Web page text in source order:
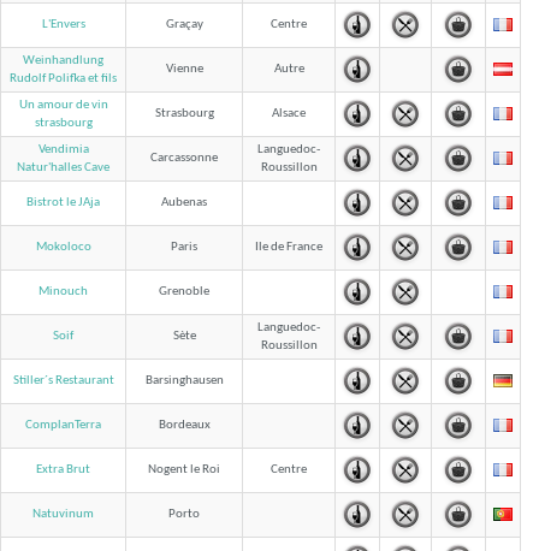
L'Envers Graçay Centre
Weinhandlung
Rudolf Polifka et fils
Vienne Autre
Un amour de vin
strasbourg
Strasbourg Alsace
Vendimia
Natur'halles Cave
Carcassonne
Languedoc-
Roussillon
Bistrot le JAja Aubenas
Mokoloco Paris Ile de France
Minouch Grenoble
Soif Sète
Languedoc-
Roussillon
Stiller´s Restaurant Barsinghausen
ComplanTerra Bordeaux
Extra Brut Nogent le Roi Centre
Natuvinum Porto